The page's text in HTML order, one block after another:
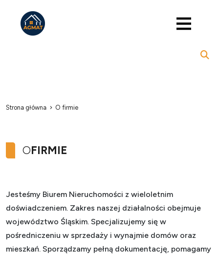
Strona główna O firmie
OFIRMIE
Jesteśmy Biurem Nieruchomości z wieloletnim
doświadczeniem. Zakres naszej działalności obejmuje
województwo Śląskim. Specjalizujemy się w
pośredniczeniu w sprzedaży i wynajmie domów oraz
mieszkań. Sporządzamy pełną dokumentację, pomagamy